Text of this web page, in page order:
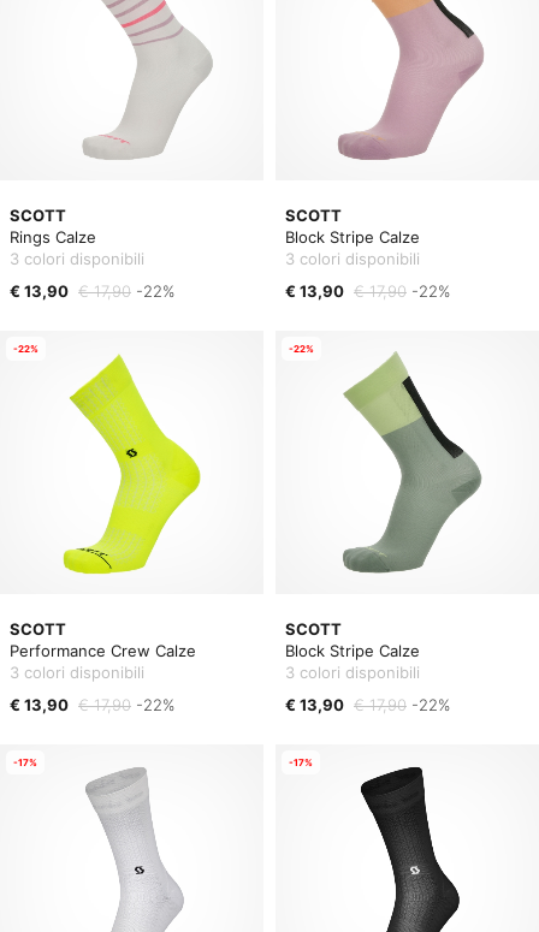
SCOTT
Rings Calze
3 colori disponibili
€ 13,90 € 17,90 -22%
SCOTT
Block Stripe Calze
3 colori disponibili
€ 13,90 € 17,90 -22%
SCOTT
Performance Crew Calze
3 colori disponibili
€ 13,90 € 17,90 -22%
-22%
SCOTT
Block Stripe Calze
3 colori disponibili
€ 13,90 € 17,90 -22%
-22%
-17% -17%